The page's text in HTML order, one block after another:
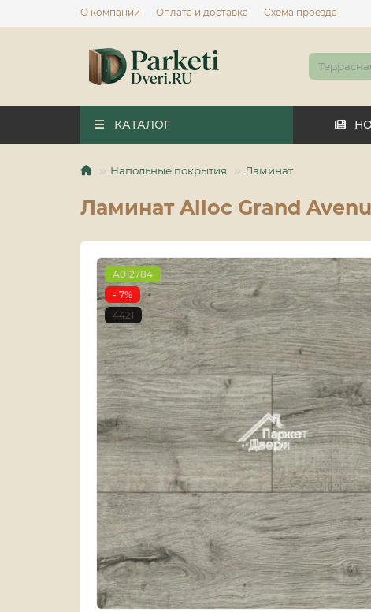
О компании Оплата и доставка Схема проезда
КАТАЛОГ
Напольные покрытия Ламинат
Ламинат Alloc Grand
A012784
- 7%
4421